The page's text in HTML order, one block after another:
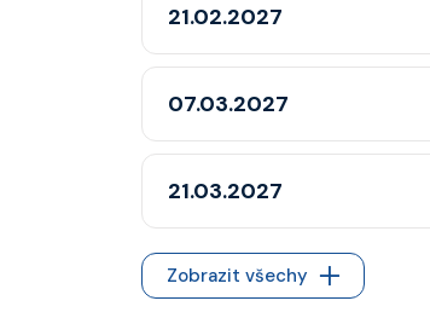
21.02.2027
07.03.2027
21.03.2027
Zobrazit všechy